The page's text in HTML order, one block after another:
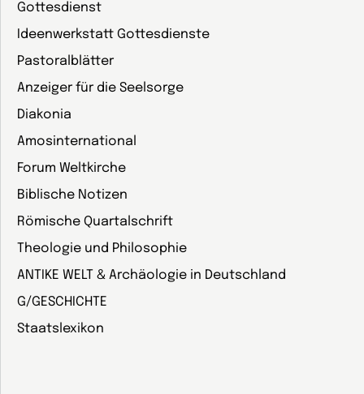
Gottesdienst
Ideenwerkstatt Gottesdienste
Pastoralblätter
Anzeiger für die Seelsorge
Diakonia
Amosinternational
Forum Weltkirche
Biblische Notizen
Römische Quartalschrift
Theologie und Philosophie
ANTIKE WELT & Archäologie in Deutschland
G/GESCHICHTE
Staatslexikon